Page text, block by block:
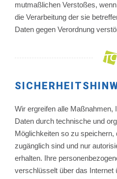
mutmaßlichen Verstoßes,
die Verarbeitung der sie
Daten gegen Verordnung
Wir ergreifen alle Maßnahmen,
Daten durch technische und
Möglichkeiten so zu
zugänglich sind und nur
erhalten. Ihre
verschlüsselt über das Internet